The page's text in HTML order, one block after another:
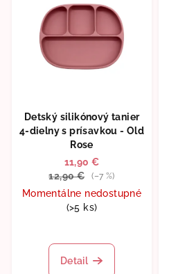
Detský silikónový tanier
4-dielny s prísavkou - Old
Rose
11,90 €
12,90 €
(–7 %)
Momentálne nedostupné
(>5 ks)
hodnotenie
produktu
Detail